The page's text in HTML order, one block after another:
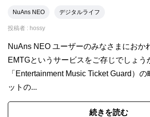
NuAns NEO デジタルライフ
投稿者 : hossy
NuAns NEO ユーザーのみなさまにおか
EMTGというサービスをご存じでしょう
「Entertainment Music Ticket Guard）
ットの...
続きを読む